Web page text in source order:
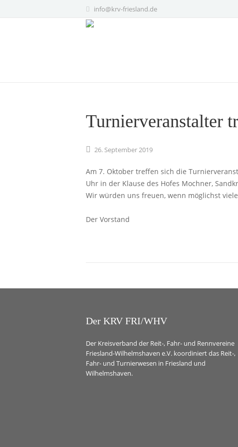
info@krv-friesland.de
Turnierveranstalter
26. September2019
Am 7. Oktober treffen sich die
Uhr in der Klause des Hofes Mochner,
Wir würden uns freuen, wenn möglichst
Der Vorstand
Der KRV FRI/WHV
Der Kreisverband der Reit-, Fahr- und Rennvereine
Friesland-Wilhelmshaven e.V. koordiniert das Reit-,
Fahr- und Turnierwesen in Friesland und
Wilhelmshaven.